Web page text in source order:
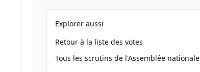
Explorer aussi
Retour à la liste des votes
Tous les scrutins de l'Assemblée nationale